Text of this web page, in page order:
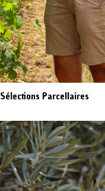
Sélections Parcellaires